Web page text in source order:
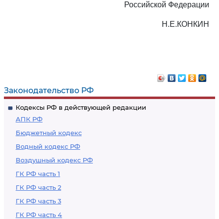
Законодательство РФ
Кодексы РФ в действующей редакции
АПК РФ
Бюджетный кодекс
Водный кодекс РФ
Воздушный кодекс РФ
ГК РФ часть 1
ГК РФ часть 2
ГК РФ часть 3
ГК РФ часть 4
Российской Федерации
Н.Е.КОНКИН